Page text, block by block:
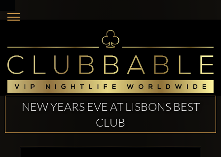
NEW YEARS EVE AT LISBONS BEST
CLUB